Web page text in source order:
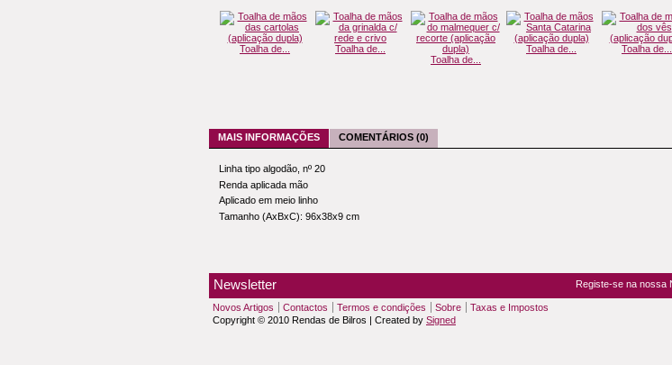
Toalha de...
Toalha de...
Toalha de...
Toalha de... Toalha de...
MAIS INFORMAÇÕES COMENTÁRIOS (0)
Linha tipo algodão, nº 20
Renda aplicada mão
Aplicado em meio linho
Tamanho (AxBxC): 96x38x9 cm
Newsletter Registe-se na nossa
Novos Artigos Contactos Termos e condições Sobre
Taxas e Impostos
Copyright © 2010 Rendas de Bilros | Created by Signed